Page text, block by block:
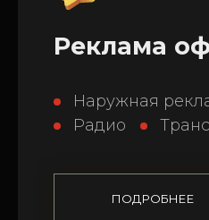
Реклама
Наружная
Радио
ПОДРОБНЕЕ